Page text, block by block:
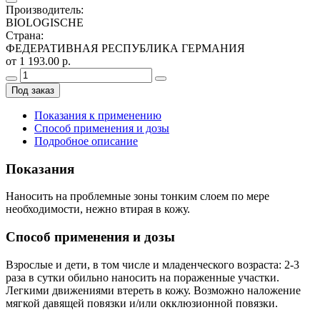
Производитель:
BIOLOGISCHE
Страна:
ФЕДЕРАТИВНАЯ РЕСПУБЛИКА ГЕРМАНИЯ
от 1 193.00 р.
Под заказ
Показания к применению
Способ применения и дозы
Подробное описание
Показания
Наносить на проблемные зоны тонким слоем по мере
необходимости, нежно втирая в кожу.
Способ применения и дозы
Взрослые и дети, в том числе и младенческого возраста: 2-3
раза в сутки обильно наносить на пораженные участки.
Легкими движениями втереть в кожу. Возможно наложение
мягкой давящей повязки и/или окклюзионной повязки.